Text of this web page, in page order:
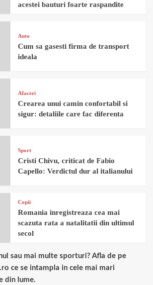
acestei bauturi foarte raspandite
Auto
Cum sa gasesti firma de transport
ideala
Afaceri
Crearea unui camin confortabil si
sigur: detaliile care fac diferenta
Sport
Cristi Chivu, criticat de Fabio
Capello: Verdictul dur al italianului
Copii
Romania inregistreaza cea mai
scazuta rata a natalitatii din ultimul
secol
sau mai multe sporturi? Afla de pe
ce se intampla in cele mai mari
din lume.